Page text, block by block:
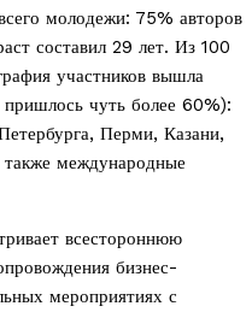
молодежи: 75% авторов
составил 29 лет. Из 100
участников вышла
чуть более 60%):
Перми, Казани,
также международные
всестороннюю
бизнес-
мероприятиях с